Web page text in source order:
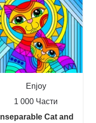
Enjoy
1 000 Части
Inseparable Cat and